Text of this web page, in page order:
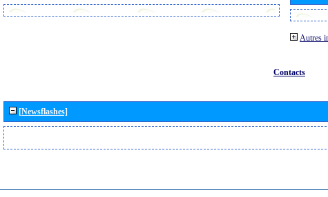
Autres
Contacts
[Newsflashes]